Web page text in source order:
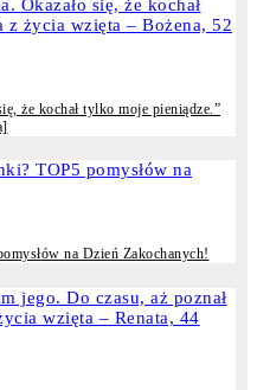
że kochał tylko moje pieniądze.”
na Dzień Zakochanych!